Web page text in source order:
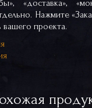
«доставка»,
Нажмите
проекта.